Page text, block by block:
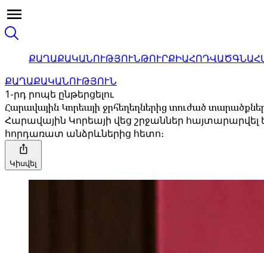
ՔԱՂԱՔԱԿԱՆՈՒԹՅՈՒՆԹՈՒՐՔԻԱՀՈԴՎԱԾ
ՔԱՂԱՔԱԿԱՆՈՒԹՅՈՒՆ
1-րդ րոպե ընթերցելու
Հարավային Կորեայի ջրհեղեղներից տուժած
Հարավային Կորեայի վեց շրջաններ
հորդառատ անձրևներից հետո։
Կիսվել